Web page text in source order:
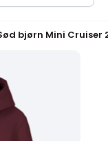
bjørn Mini Cruiser